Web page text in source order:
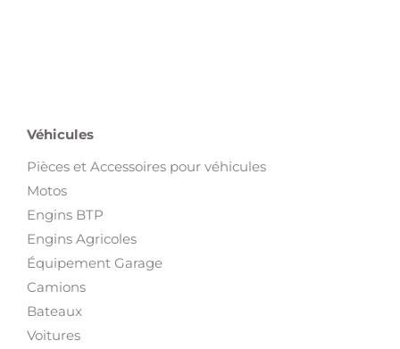
Véhicules
Pièces et Accessoires pour véhicules
Motos
Engins BTP
Engins Agricoles
Équipement Garage
Camions
Bateaux
Voitures